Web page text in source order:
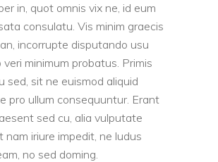
in, quot omnis vix ne, id eum
consulatu. Vis minim graecis
incorrupte disputando usu
veri minimum probatus. Primis
sed, sit ne euismod aliquid
pro ullum consequuntur. Erant
sed cu, alia vulputate
nam iriure impedit, ne ludus
no sed doming.